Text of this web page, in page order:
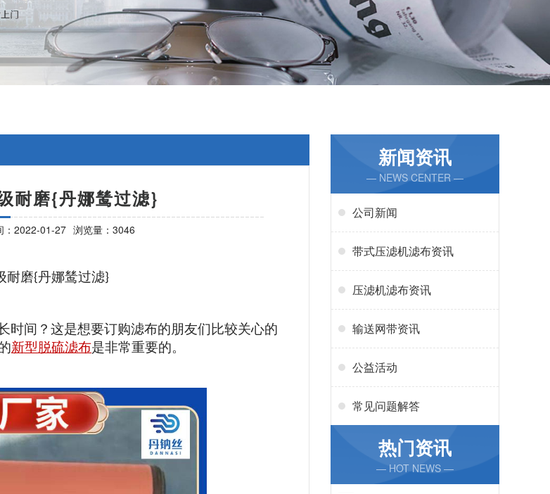
耐磨{丹娜鸶过滤}
：2022-01-27 浏览量：3046
耐磨{丹娜鸶过滤}
时间？这是想要订购滤布的朋友们比较关心的
新型脱硫滤布是非常重要的。
新闻资讯
— NEWS CENTER —
公司新闻
带式压滤机滤布资讯
压滤机滤布资讯
输送网带资讯
公益活动
常见问题解答
热门资讯
— HOT NEWS —